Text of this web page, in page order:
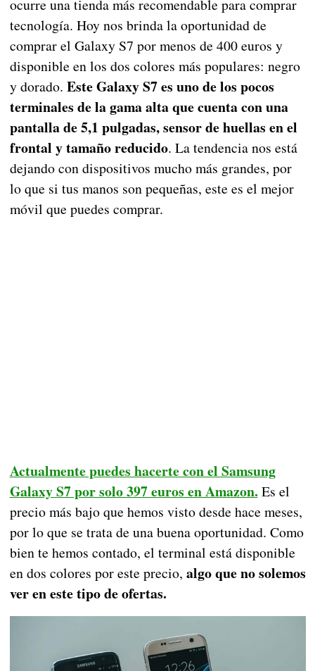
ocurre una tienda más recomendable para comprar
tecnología. Hoy nos brinda la oportunidad de
comprar el Galaxy S7 por menos de 400 euros y
disponible en los dos colores más populares: negro
y dorado. Este Galaxy S7 es uno de los pocos
terminales de la gama alta que cuenta con una
pantalla de 5,1 pulgadas, sensor de huellas en el
frontal y tamaño reducido. La tendencia nos está
dejando con dispositivos mucho más grandes, por
lo que si tus manos son pequeñas, este es el mejor
móvil que puedes comprar.
Actualmente puedes hacerte con el Samsung
Galaxy S7 por solo 397 euros en Amazon. Es el
precio más bajo que hemos visto desde hace meses,
por lo que se trata de una buena oportunidad. Como
bien te hemos contado, el terminal está disponible
en dos colores por este precio, algo que no solemos
ver en este tipo de ofertas.